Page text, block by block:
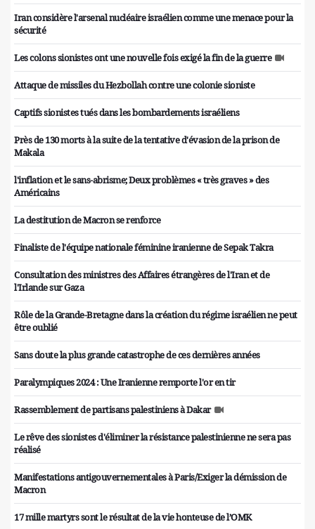
Iran considère l'arsenal nucléaire israélien comme une menace pour la
sécurité
Les colons sionistes ont une nouvelle fois exigé la fin de la guerre
Attaque de missiles du Hezbollah contre une colonie sioniste
Captifs sionistes tués dans les bombardements israéliens
Près de 130 morts à la suite de la tentative d'évasion de la prison de
Makala
l'inflation et le sans-abrisme; Deux problèmes « très graves » des
Américains
La destitution de Macron se renforce
Finaliste de l'équipe nationale féminine iranienne de Sepak Takra
Consultation des ministres des Affaires étrangères de l'Iran et de
l'Irlande sur Gaza
Rôle de la Grande-Bretagne dans la création du régime israélien ne peut
être oublié
Sans doute la plus grande catastrophe de ces dernières années
Paralympiques 2024 : Une Iranienne remporte l'or en tir
Rassemblement de partisans palestiniens à Dakar
Le rêve des sionistes d'éliminer la résistance palestinienne ne sera pas
réalisé
Manifestations antigouvernementales à Paris/Exiger la démission de
Macron
17 mille martyrs sont le résultat de la vie honteuse de l’OMK